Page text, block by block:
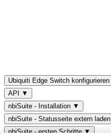
Import aus Bankingsoftware
Ubiquiti Edge Switch konfigurieren
API
▼
nbiSuite - Installation ▼
nbiSuite - Statusseite extern laden
nbiSuite - ersten Schritte▼